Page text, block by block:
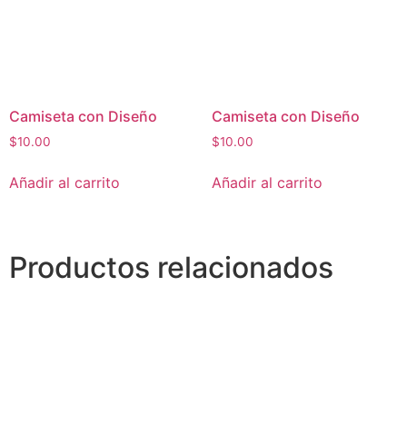
Camiseta con Diseño
$10.00
Añadir al carrito
Camiseta con Diseño
$10.00
Añadir al carrito
Productos relacionados